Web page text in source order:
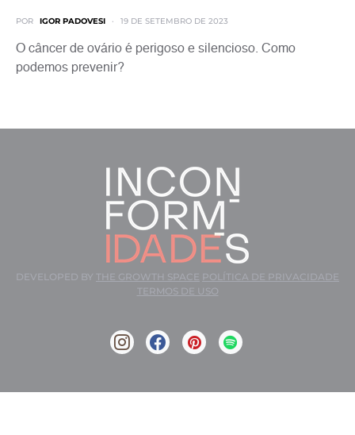
POR IGOR PADOVESI 19 DE SETEMBRO DE 2023
O câncer de ovário é perigoso e silencioso. Como
podemos prevenir?
DEVELOPED BY THE GROWTH SPACE
POLÍTICA DE PRIVACIDADE
TERMOS DE USO